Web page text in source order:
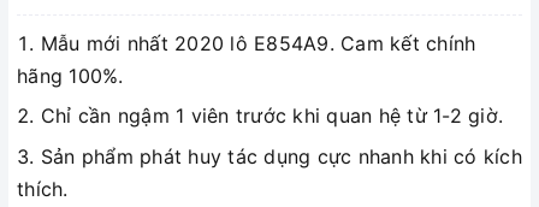
Mẫu mới nhất 2020 lô E854A9. Cam kết chính
hãng 100%.
Chỉ cần ngậm 1 viên trước khi quan hệ từ 1-2 giờ.
Sản phẩm phát huy tác dụng cực nhanh khi có kích
thích.